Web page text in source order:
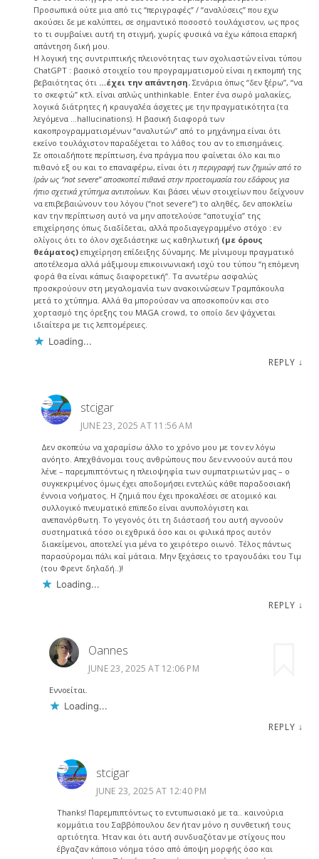
Προσωπικά ούτε μια από τις “περιγραφές” / “αναλύσεις” που εχω
ακούσει δε με καλύπτει, σε σημαντικό ποσοστό τουλάχιστον, ως προς
το τι συμβαίνει αυτή τη στιγμή, χωρίς φυσικά να έχω κάποια επαρκή
απάντηση δική μου.
Η λογική της συντριπτικής πλειονότητας των σχολιαστών είναι τύπου
ChatGPT : βασικό στοιχείο του προγραμματισμού είναι η εκπομπή της
βεβαιότητας ότι …έχει την απάντηση.Σενάρια όπως “δεν ξέρω”, “να
το σκεφτώ” κτλ. είναι απλώς unthinkable. Enter ένα σωρό μαλακίες,
λογικά διάτρητες ή κραυγαλέα άσχετες με την πραγματικότητα (τα
λεγόμενα …hallucinations). Η βασική διαφορά των
κακοπρογραμματισμένων “αναλυτών” από το μηχάνημα είναι ότι
εκείνο τουλάχιστον παραδέχεται το λάθος του αν το επισημάνεις.
Σε οποιαδήποτε περίπτωση, ένα πράγμα που φαίνεται όλο και πιο
πιθανό εξ ου και το επαναφέρω, είναι ότι η περιγραφή των ζημιών από το
Ιράν ως “not severe” αποσκοπεί πιθανά στην προετοιμασία του εδάφους για
ήπιο σχετικά χτύπημα αντιποίνων. Και βάσει νέων στοιχείων που δείχνουν
να επιβεβαιώνουν του λόγου (“not severe”) το αληθές, δεν αποκλείω
καν την περίπτωση αυτό να μην αποτελούσε “αποτυχία” της
επιχείρησης όπως διαδίδεται, αλλά προδιαγεγραμμένο στόχο : εν
ολίγοις ότι το όλον σχεδιάστηκε ως καθηλωτική (με όρους
θεάματος)επιχείρηση επίδειξης δύναμης. Με μίνιμουμ πραγματικό
αποτέλεσμα αλλά μάξιμουμ επικοινωνιακή ισχύ του τύπου “η επόμενη
φορά θα είναι κάπως διαφορετική”. Τα ανωτέρω ασφαλώς
προσκρούουν στη μεγαλομανία των ανακοινώσεων Τραμπάκουλα
μετά το χτύπημα. Αλλά θα μπορούσαν να αποσκοπούν και στο
χορτασμό της όρεξης του MAGA crowd, το οποίο δεν ψάχνεται
ιδιαίτερα με τις λεπτομέρειες.
Loading...
REPLY ↓
stcigar
JUNE 23, 2025 AT 11:56 AM
Δεν σκοπεύω να χαραμίσω άλλο το χρόνο μου με τον εν λόγω
ανόητο. Απεχθάνομαι τους ανθρώπους που δεν εννοούν αυτά που
λένε – παρεμπιπτόντως η πλειοψηφία των συμπατριωτών μας – ο
συγκεκριμένος όμως έχει αποδομήσει εντελώς κάθε παραδοσιακή
έννοια νοήματος. Η ζημιά που έχει προκαλέσει σε ατομικό και
συλλογικό πνευματικό επϊπεδο είναι ανυπολόγιστη και
ανεπανόρθωτη. Το γεγονός ότι τη διάστασή του αυτή αγνοούν
συστηματικά τόσο οι εχθρικά όσο και οι φιλικά προς αυτόν
διακείμενοι, αποτελεί για μένα το χειρότερο οιωνό. Τέλος πάντως
παρασύρομαι πάλι καί μάταια. Μην ξεχάσεις το τραγουδάκι του Τιμ
(του Φρεντ δηλαδή..)!
Loading...
REPLY ↓
Oannes
JUNE 23, 2025 AT 12:06 PM
Εννοείται.
Loading...
REPLY ↓
stcigar
JUNE 23, 2025 AT 12:40 PM
Thanks! Παρεμπιπτόντως το εντυπωσιακό με τα.. καινούρια
κομμάτια του Σαββόπουλου δεν ήταν μόνο η συνθετική τους
αρτιότητα. Ήταν και ότι αυτή συνδυαζόταν με στίχους που
έβγαζαν κάποιο νόημα τόσο από άποψη μορφής όσο και